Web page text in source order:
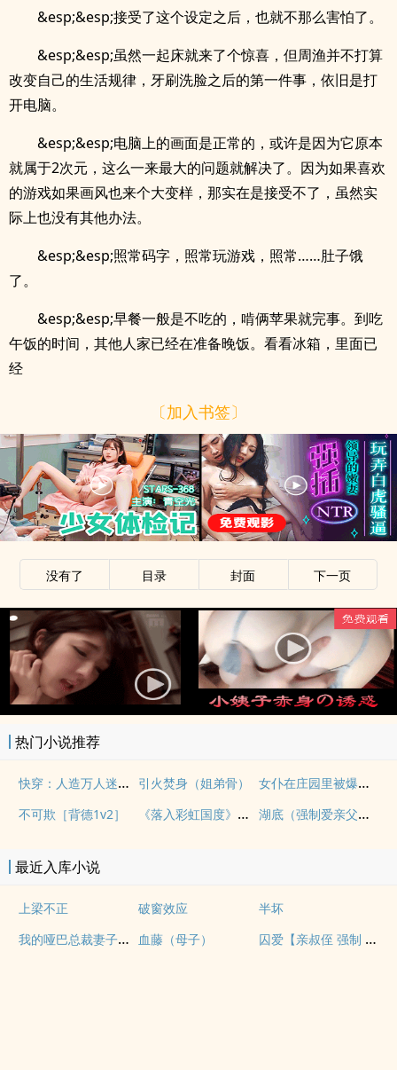
&esp;&esp;接受了这个设定之后，也就不那么害怕了。
&esp;&esp;虽然一起床就来了个惊喜，但周渔并不打算
改变自己的生活规律，牙刷洗脸之后的第一件事，依旧是打
开电脑。
&esp;&esp;电脑上的画面是正常的，或许是因为它原本
就属于2次元，这么一来最大的问题就解决了。因为如果喜欢
的游戏如果画风也来个大变样，那实在是接受不了，虽然实
际上也没有其他办法。
&esp;&esp;照常码字，照常玩游戏，照常……肚子饿
了。
&esp;&esp;早餐一般是不吃的，啃俩苹果就完事。到吃
午饭的时间，其他人家已经在准备晚饭。看看冰箱，里面已
经
〔加入书签〕
没有了 目录 封面 下一页
热门小说推荐
快穿：人造万人迷NPH 引火焚身（姐弟骨） 女仆在庄园里被爆操（上位者nph，欧式）
不可欺［背德1v2］ 《落入彩虹国度》穿越+西幻+言情 湖底（强制爱亲父女）
最近入库小说
上梁不正 破窗效应 半坏
我的哑巴总裁妻子（双A） 血藤（母子） 囚爱【亲叔侄 强制 1v1 H】